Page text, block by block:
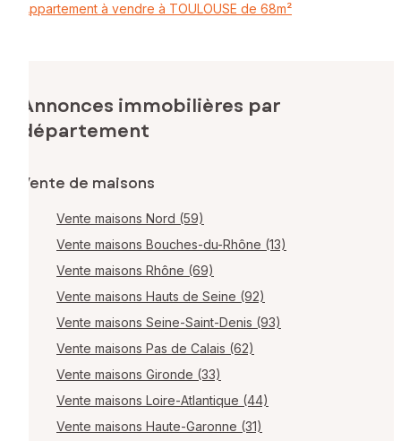
Appartement à vendre à TOULOUSE de 68m²
Annonces immobilières par
département
Vente de maisons
Vente maisons Nord (59)
Vente maisons Bouches-du-Rhône (13)
Vente maisons Rhône (69)
Vente maisons Hauts de Seine (92)
Vente maisons Seine-Saint-Denis (93)
Vente maisons Pas de Calais (62)
Vente maisons Gironde (33)
Vente maisons Loire-Atlantique (44)
Vente maisons Haute-Garonne (31)